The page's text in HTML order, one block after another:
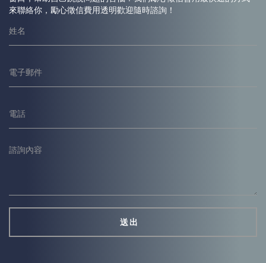
來聯絡你，勵心徵信費用透明歡迎隨時諮詢！